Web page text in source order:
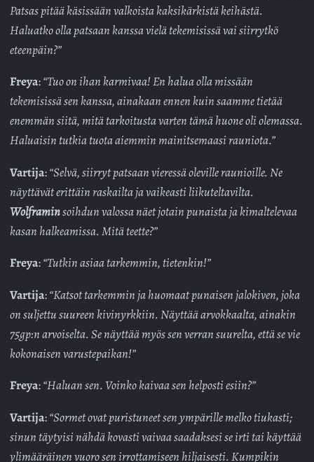
Patsas pitää käsissään valkoista kaksikärkistä keihästä.
Haluatko olla patsaan kanssa vielä tekemisissä vai siirrytkö
eteenpäin?”
Freya:“Tuo on ihan karmivaa! En halua olla missään
tekemisissä sen kanssa, ainakaan ennen kuin saamme tietää
enemmän siitä, mitä tarkoitusta varten tämä huone oli olemassa.
Haluaisin tutkia tuota aiemmin mainitsemaasi rauniota.”
Vartija:“Selvä, siirryt patsaan vieressä oleville raunioille. Ne
näyttävät erittäin raskailta ja vaikeasti liikuteltavilta.
Wolframinsoihdun valossa näet jotain punaista ja kimaltelevaa
kasan halkeamissa. Mitä teette?”
Freya:“Tutkin asiaa tarkemmin, tietenkin!”
Vartija:“Katsot tarkemmin ja huomaat punaisen jalokiven, joka
on suljettu suureen kivinyrkkiin. Näyttää arvokkaalta, ainakin
75gp:n arvoiselta. Se näyttää myös sen verran suurelta, että se vie
kokonaisen varustepaikan!”
Freya:“Haluan sen. Voinko kaivaa sen helposti esiin?”
Vartija:“Sormet ovat puristuneet sen ympärille melko tiukasti;
sinun täytyisi nähdä kovasti vaivaa saadaksesi se irti tai käyttää
ylimääräinen vuoro sen irrottamiseen hiljaisesti. Kumpikin